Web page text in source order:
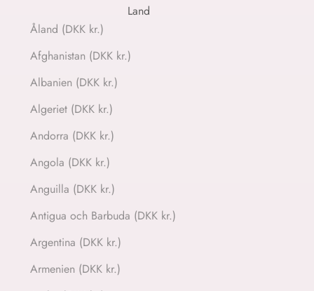
Land
Åland (DKK kr.)
Afghanistan (DKK kr.)
Albanien (DKK kr.)
Algeriet (DKK kr.)
Andorra (DKK kr.)
Angola (DKK kr.)
Anguilla (DKK kr.)
Antigua och Barbuda (DKK kr.)
Argentina (DKK kr.)
Armenien (DKK kr.)